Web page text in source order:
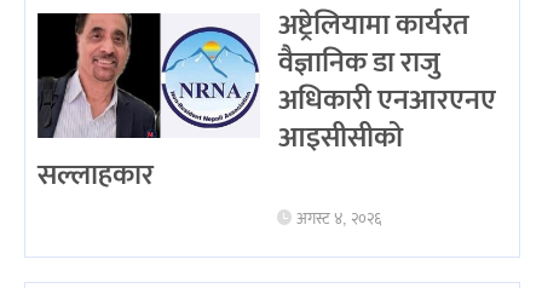
अष्ट्रेलियामा कार्यरत
वैज्ञानिक डा राजु
अधिकारी एनआरएनए
आइसीसीको
सल्लाहकार
अगस्ट ४, २०२६